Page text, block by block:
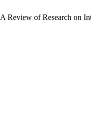
Review of Research on